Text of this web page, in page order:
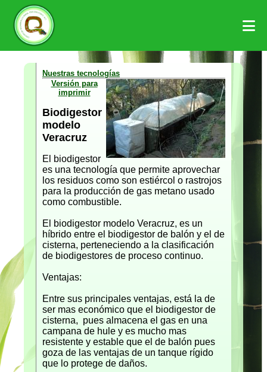
Nuestras tecnologías
Versión para
imprimir
Biodigestor
modelo
Veracruz
El biodigestor
es una tecnología que permite aprovechar
los residuos como son estiércol o rastrojos
para la producción de gas metano usado
como combustible.
El biodigestor modelo Veracruz, es un
híbrido entre el biodigestor de balón y el de
cisterna, perteneciendo a la clasificación
de biodigestores de proceso continuo.
Ventajas:
Entre sus principales ventajas, está la de
ser mas económico que el biodigestor de
cisterna, pues almacena el gas en una
campana de hule y es mucho mas
resistente y estable que el de balón pues
goza de las ventajas de un tanque rígido
que lo protege de daños.